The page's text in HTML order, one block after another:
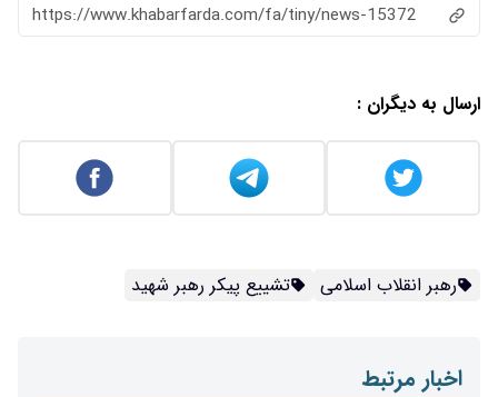
https://www.khabarfarda.com/fa/tiny/news-15372
ارسال به دیگران :
رهبر انقلاب اسلامی تشییع پیکر رهبر شهید
اخبار مرتبط